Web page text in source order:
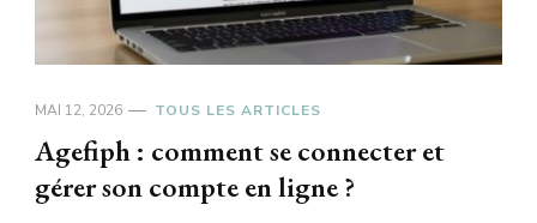
MAI 12, 2026 TOUS LES ARTICLES
Agefiph : comment se connecter et
gérer son compte en ligne ?